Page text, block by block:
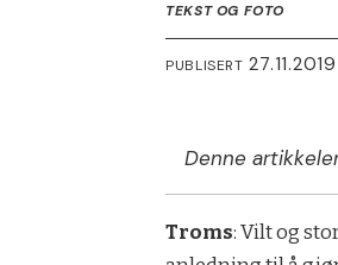
TEKST OG FOTO
PUBLISERT
Denne
Troms: Vilt og